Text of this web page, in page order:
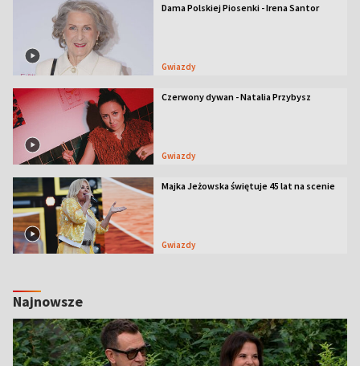
Dama Polskiej Piosenki - Irena Santor
Gwiazdy
Czerwony dywan - Natalia Przybysz
Gwiazdy
Majka Jeżowska świętuje 45 lat na scenie
Gwiazdy
Najnowsze